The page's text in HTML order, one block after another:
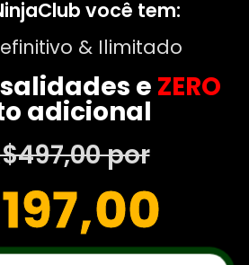
você tem:
& Ilimitado
e ZERO
adicional
por